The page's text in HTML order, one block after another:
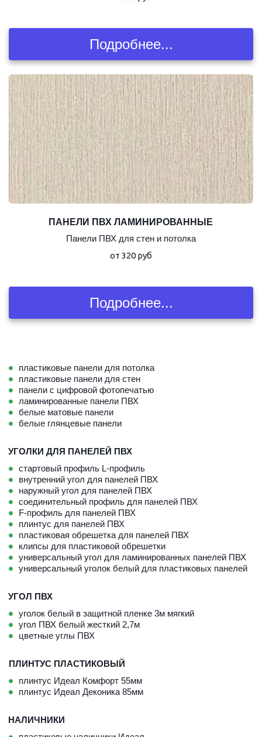
Подробнее...
ПАНЕЛИ ПВХ ЛАМИНИРОВАННЫЕ
Панели ПВХ для стен и потолка
от 320 руб
Подробнее...
пластиковые панели для потолка
пластиковые панели для стен
панели с цифровой фотопечатью
ламинированные панели ПВХ
белые матовые панели
белые глянцевые панели
УГОЛКИ ДЛЯ ПАНЕЛЕЙ ПВХ
стартовый профиль L-профиль
внутренний угол для панелей ПВХ
наружный угол для панелей ПВХ
соединительный профиль для панелей ПВХ
F-профиль для панелей ПВХ
плинтус для панелей ПВХ
пластиковая обрешетка для панелей ПВХ
клипсы для пластиковой обрешетки
универсальный угол для ламинированных панелей ПВХ
универсальный уголок белый для пластиковых панелей
УГОЛ ПВХ
уголок белый в защитной пленке 3м мягкий
угол ПВХ белый жесткий 2,7м
цветные углы ПВХ
ПЛИНТУС ПЛАСТИКОВЫЙ
плинтус Идеал Комфорт 55мм
плинтус Идеал Деконика 85мм
НАЛИЧНИКИ